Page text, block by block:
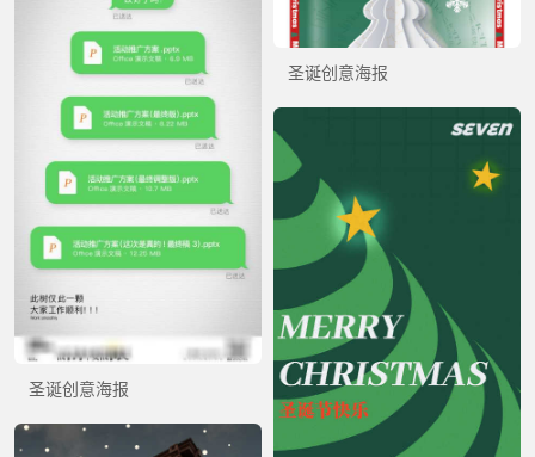
圣诞创意海报
圣诞创意海报